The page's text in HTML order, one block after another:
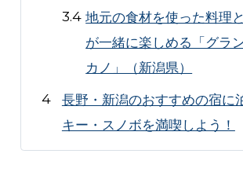
地元の食材を使った料理
が一緒に楽しめる「グラ
カノ」（新潟県）
長野・新潟のおすすめの宿に
キー・スノボを満喫しよう！